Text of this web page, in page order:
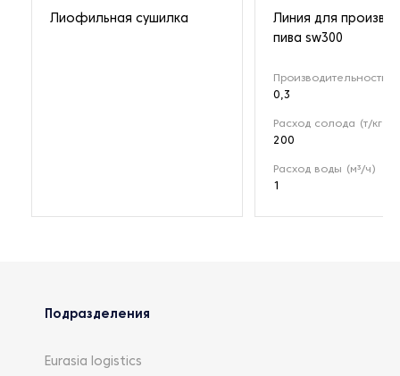
Лиофильная сушилка
Линия для
пива sw300
Производительность
0,3
Расход солода (т/кг)
200
Расход воды (м³/ч)
1
Подразделения
Eurasia logistics